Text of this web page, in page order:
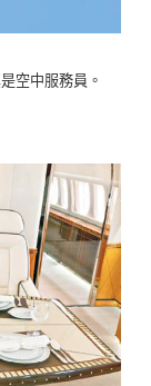
空中服務員。